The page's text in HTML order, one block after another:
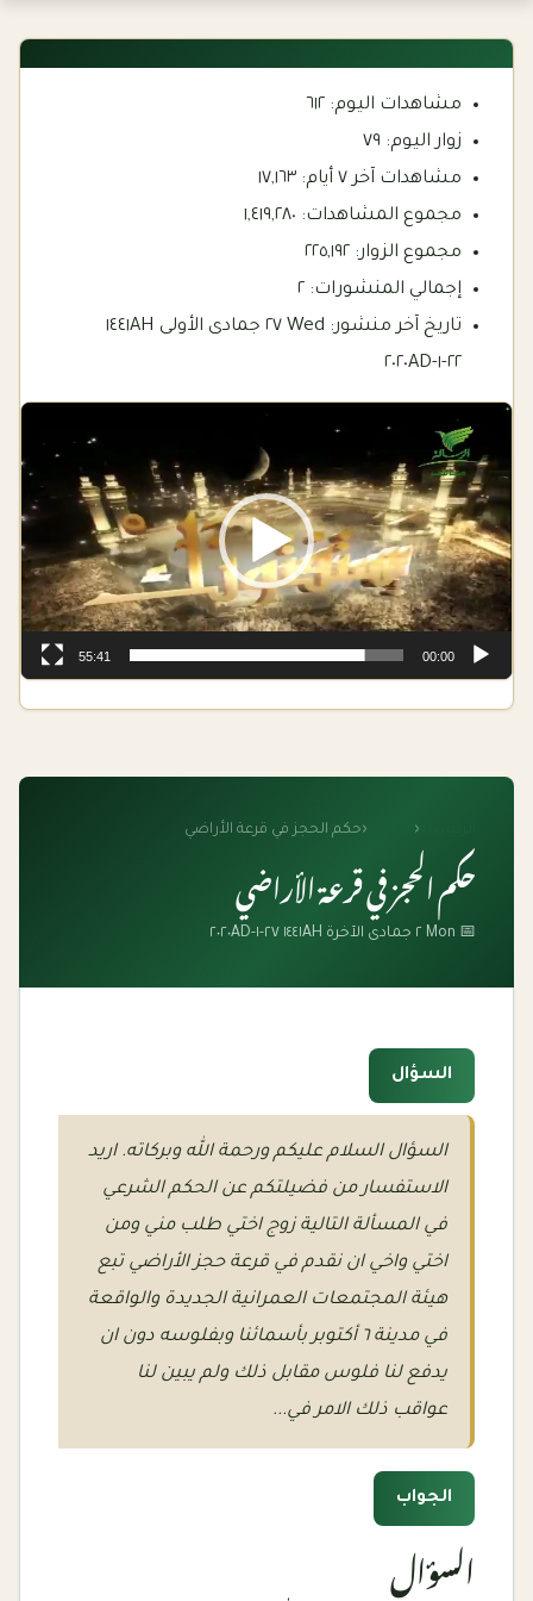
‹
‹حكم الحجز في قرعة الأراضي
حكم الحجز في قرعة الأراضي
📅 Mon ٢ جمادى الآخرة ١٤٤١AH ٢٧-١-٢٠٢٠AD
السؤال
السؤال السلام عليكم ورحمة الله وبركاته. اريد
الاستفسار من فضيلتكم عن الحكم الشرعي
في المسألة التالية زوج اختي طلب مني ومن
اختي واخي ان نقدم في قرعة حجز الأراضي تبع
هيئة المجتمعات العمرانية الجديدة والواقعة
في مدينة ٦ أكتوبر بأسمائنا وبفلوسه دون ان
يدفع لنا فلوس مقابل ذلك ولم يبين لنا
عواقب ذلك الامر في...
الجواب
السؤال
مشاهدات اليوم: ٦١٢
زوار اليوم: ٧٩
مشاهدات آخر ٧ أيام:
١٧,١٦٣
مجموع المشاهدات: ١,٤١٩,٢٨٠
مجموع الزوار: ٢٢٥,١٩٢
إجمالي المنشورات: ٢
تاريخ آخر منشور:
Wed ٢٧ جمادى الأولى ١٤٤١AH
٢٢-١-٢٠٢٠AD
Player
00:00
55:41